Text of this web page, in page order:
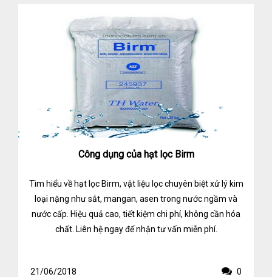
Công dụng của hạt lọc Birm
Tìm hiểu về hạt lọc Birm, vật liệu lọc chuyên biệt xử lý kim
loại nặng như sắt, mangan, asen trong nước ngầm và
nước cấp. Hiệu quả cao, tiết kiệm chi phí, không cần hóa
chất. Liên hệ ngay để nhận tư vấn miễn phí.
21/06/2018 0